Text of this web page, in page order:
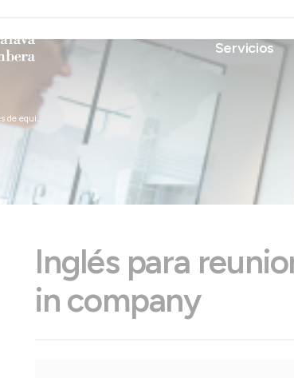
Servicios
de equi...
Inglés para
in company